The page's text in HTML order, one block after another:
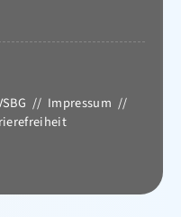
// Impressum //